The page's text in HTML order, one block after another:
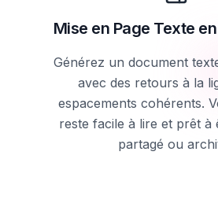
Mise en Page Texte
Générez un document
avec des retours à la
espacements cohérents.
reste facile à lire et prêt à
partagé ou